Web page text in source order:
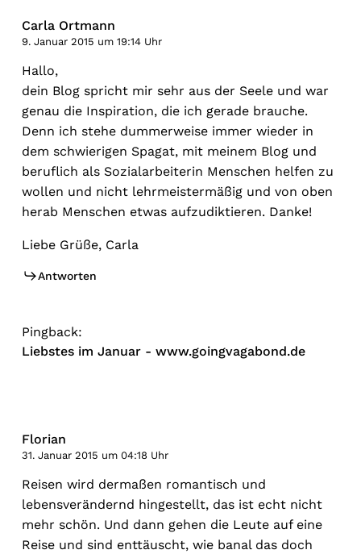
Carla Ortmann
9. Januar 2015 um 19:14 Uhr
Hallo,
dein Blog spricht mir sehr aus der Seele und war
genau die Inspiration, die ich gerade brauche.
Denn ich stehe dummerweise immer wieder in
dem schwierigen Spagat, mit meinem Blog und
beruflich als Sozialarbeiterin Menschen helfen zu
wollen und nicht lehrmeistermäßig und von oben
herab Menschen etwas aufzudiktieren. Danke!
Liebe Grüße, Carla
Antworten
Pingback:
Liebstes im Januar - www.goingvagabond.de
Florian
31. Januar 2015 um 04:18 Uhr
Reisen wird dermaßen romantisch und
lebensverändernd hingestellt, das ist echt nicht
mehr schön. Und dann gehen die Leute auf eine
Reise und sind enttäuscht, wie banal das doch